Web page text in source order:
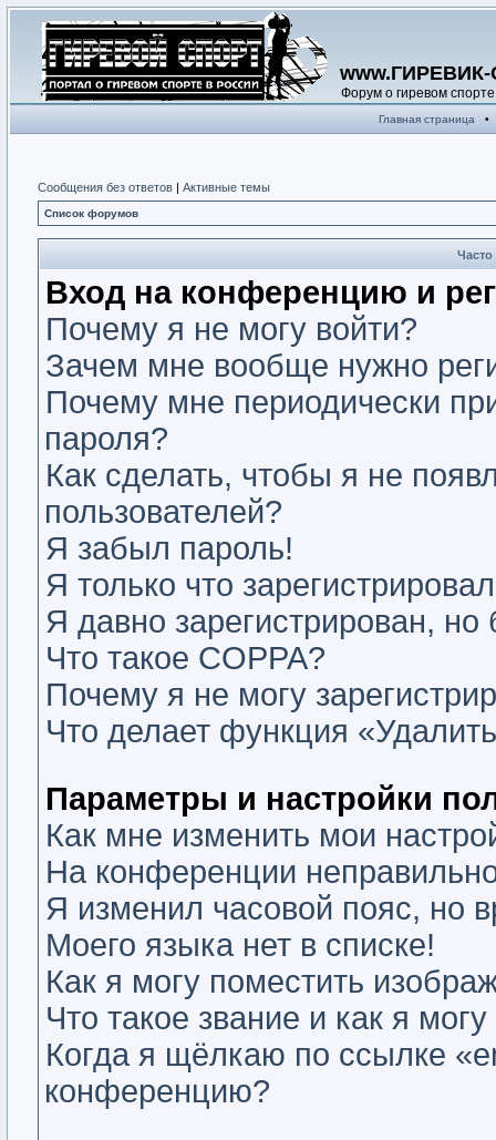
Форум о гиревом спорте
Главная страница •
Сообщения без ответов | Активные темы
Список форумов
Вход на конференцию и
Почему я не могу войти?
Зачем мне вообще нужно
Почему мне периодически
пароля?
Как сделать, чтобы я не
пользователей?
Я забыл пароль!
Я только что
Я давно зарегистрирован,
Что такое COPPA?
Почему я не могу
Что делает функция
Параметры и настройки
Как мне изменить мои
На конференции
Я изменил часовой пояс, но
Моего языка нет в списке!
Как я могу поместить
Что такое звание и как я
Когда я щёлкаю по ссылке
конференцию?